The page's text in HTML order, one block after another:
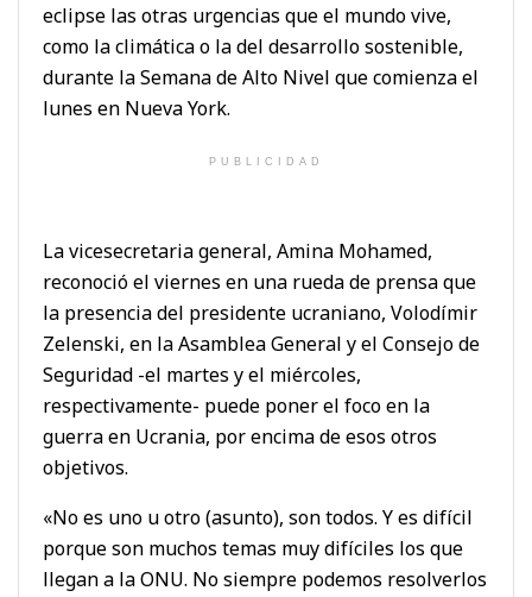
eclipse las otras urgencias que el mundo vive,
como la climática o la del desarrollo sostenible,
durante la Semana de Alto Nivel que comienza el
lunes en Nueva York.
PUBLICIDAD
La vicesecretaria general, Amina Mohamed,
reconoció el viernes en una rueda de prensa que
la presencia del presidente ucraniano, Volodímir
Zelenski, en la Asamblea General y el Consejo de
Seguridad -el martes y el miércoles,
respectivamente- puede poner el foco en la
guerra en Ucrania, por encima de esos otros
objetivos.
«No es uno u otro (asunto), son todos. Y es difícil
porque son muchos temas muy difíciles los que
llegan a la ONU. No siempre podemos resolverlos